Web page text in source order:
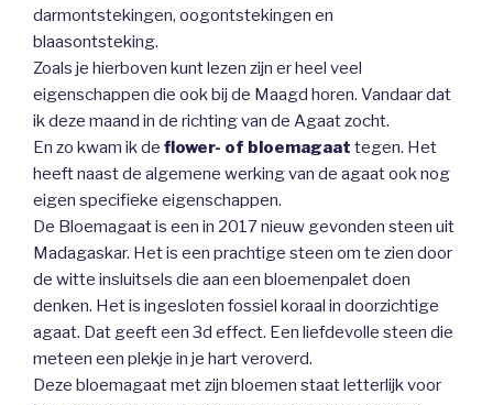
darmontstekingen, oogontstekingen en
blaasontsteking.
Zoals je hierboven kunt lezen zijn er heel veel
eigenschappen die ook bij de Maagd horen. Vandaar dat
ik deze maand in de richting van de Agaat zocht.
En zo kwam ik de flower- of bloemagaat tegen. Het
heeft naast de algemene werking van de agaat ook nog
eigen specifieke eigenschappen.
De Bloemagaat is een in 2017 nieuw gevonden steen uit
Madagaskar. Het is een prachtige steen om te zien door
de witte insluitsels die aan een bloemenpalet doen
denken. Het is ingesloten fossiel koraal in doorzichtige
agaat. Dat geeft een 3d effect. Een liefdevolle steen die
meteen een plekje in je hart veroverd.
Deze bloemagaat met zijn bloemen staat letterlijk voor